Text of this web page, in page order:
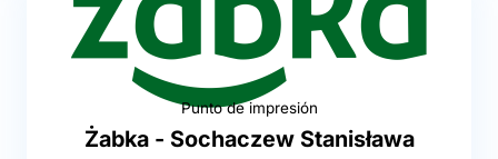
Punto de impresión
Żabka - Sochaczew Stanisława